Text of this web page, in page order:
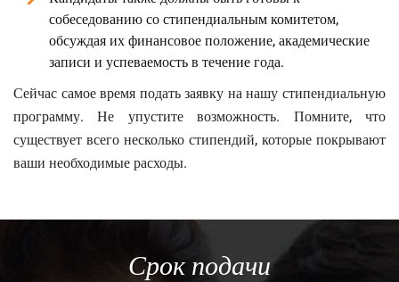
собеседованию со стипендиальным комитетом,
обсуждая их финансовое положение, академические
записи и успеваемость в течение года.
Сейчас самое время подать заявку на нашу стипендиальную
программу. Не упустите возможность. Помните, что
существует всего несколько стипендий, которые покрывают
ваши необходимые расходы.
Срок подачи